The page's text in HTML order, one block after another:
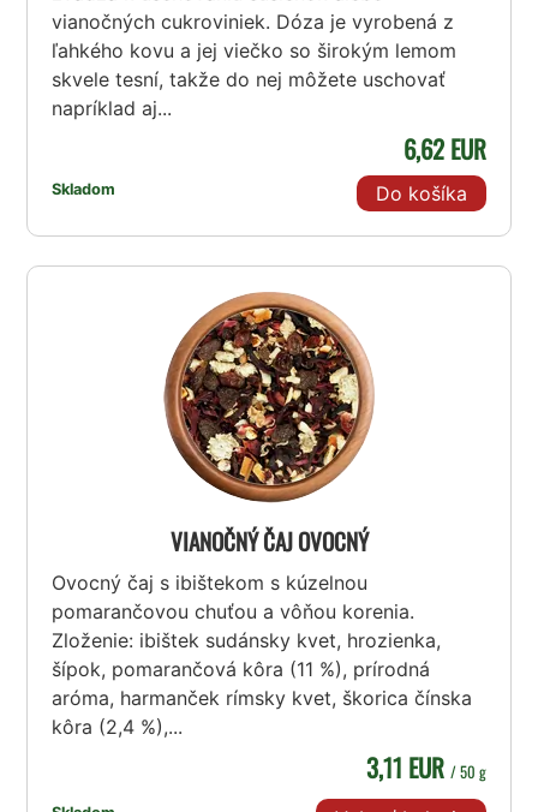
vianočných cukroviniek. Dóza je vyrobená z
ľahkého kovu a jej viečko so širokým lemom
skvele tesní, takže do nej môžete uschovať
napríklad aj...
Skladom
6,62 EUR
Do košíka
VIANOČNÝ ČAJ OVOCNÝ
Ovocný čaj s ibištekom s kúzelnou
pomarančovou chuťou a vôňou korenia.
Zloženie: ibištek sudánsky kvet, hrozienka,
šípok, pomarančová kôra (11 %), prírodná
aróma, harmanček rímsky kvet, škorica čínska
kôra (2,4 %),...
3,11 EUR / 50 g